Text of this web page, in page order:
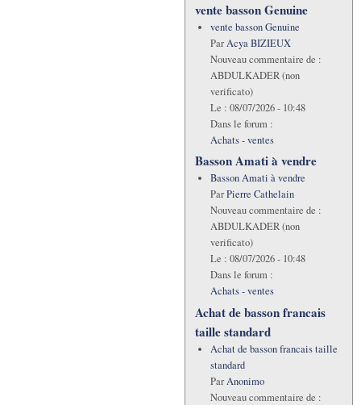
vente basson Genuine
vente basson Genuine
ParAcya BIZIEUX
Nouveau commentaire de :
ABDULKADER (non
verificato)
Le : 08/07/2026 - 10:48
Dans le forum :
Achats - ventes
Basson Amati à vendre
Basson Amati à vendre
ParPierre Cathelain
Nouveau commentaire de :
ABDULKADER (non
verificato)
Le : 08/07/2026 - 10:48
Dans le forum :
Achats - ventes
Achat de basson francais
taille standard
Achat de basson francais taille
standard
ParAnonimo
Nouveau commentaire de :